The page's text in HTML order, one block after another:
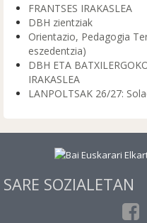
FRANTSES IRAKASLEA
DBH zientziak
Orientazio, Pedagogia
eszedentzia)
DBH ETA
IRAKASLEA
LANPOLTSAK 26/27:
SARE SOZIALETAN